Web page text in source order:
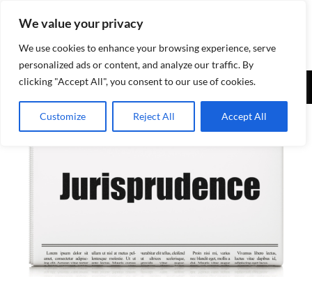
We value your privacy
We use cookies to enhance your browsing experience, serve
personalized ads or content, and analyze our traffic. By
clicking "Accept All", you consent to our use of cookies.
Customize Reject All Accept All
Assurances-sociales.info
Recherche